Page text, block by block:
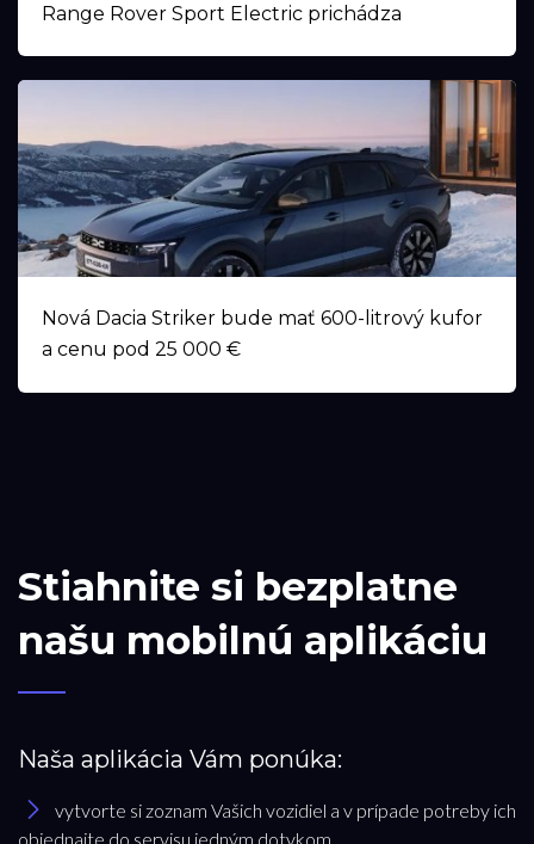
Range Rover Sport Electric prichádza
Nová Dacia Striker bude mať 600-litrový kufor
a cenu pod 25 000 €
Stiahnite si bezplatne
našu mobilnú aplikáciu
Naša aplikácia Vám ponúka:
vytvorte si zoznam Vašich vozidiel a v prípade potreby ich
objednajte do servisu jedným dotykom